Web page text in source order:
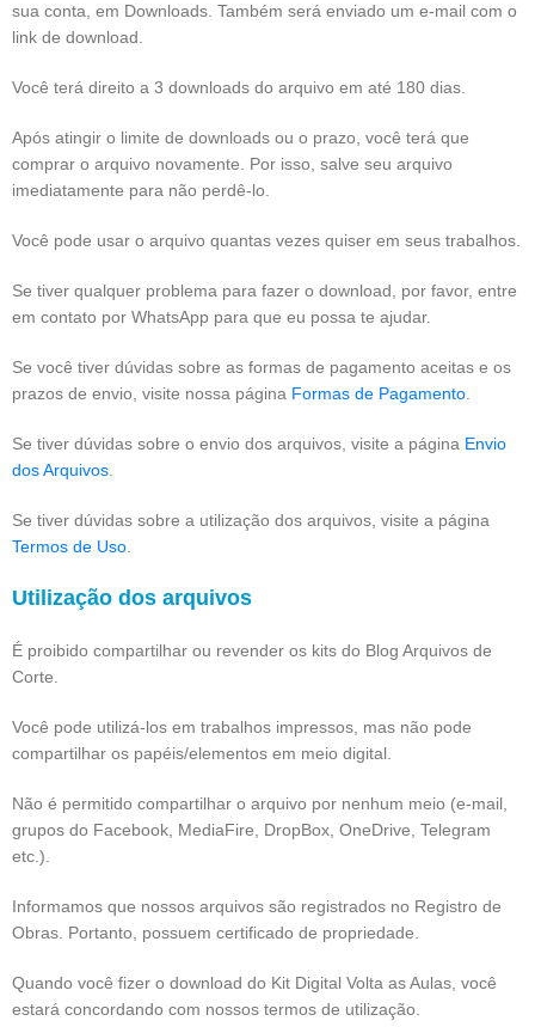
sua conta, em Downloads. Também será enviado um e-mail com o
link de download.
Você terá direito a 3 downloads do arquivo em até 180 dias.
Após atingir o limite de downloads ou o prazo, você terá que
comprar o arquivo novamente. Por isso, salve seu arquivo
imediatamente para não perdê-lo.
Você pode usar o arquivo quantas vezes quiser em seus trabalhos.
Se tiver qualquer problema para fazer o download, por favor, entre
em contato por WhatsApp para que eu possa te ajudar.
Se você tiver dúvidas sobre as formas de pagamento aceitas e os
prazos de envio, visite nossa página Formas de Pagamento.
Se tiver dúvidas sobre o envio dos arquivos, visite a página Envio
dos Arquivos.
Se tiver dúvidas sobre a utilização dos arquivos, visite a página
Termos de Uso.
Utilização dos arquivos
É proibido compartilhar ou revender os kits do Blog Arquivos de
Corte.
Você pode utilizá-los em trabalhos impressos, mas não pode
compartilhar os papéis/elementos em meio digital.
Não é permitido compartilhar o arquivo por nenhum meio (e-mail,
grupos do Facebook, MediaFire, DropBox, OneDrive, Telegram
etc.).
Informamos que nossos arquivos são registrados no Registro de
Obras. Portanto, possuem certificado de propriedade.
Quando você fizer o download do Kit Digital Volta as Aulas, você
estará concordando com nossos termos de utilização.